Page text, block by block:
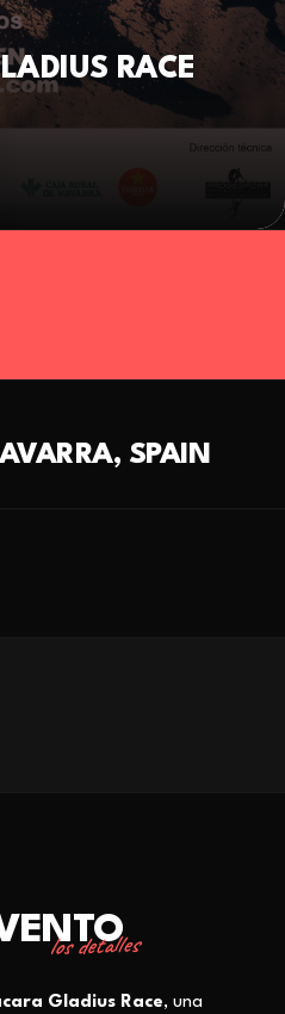
RACE
SPAIN
los detalles
Gladius Race, una